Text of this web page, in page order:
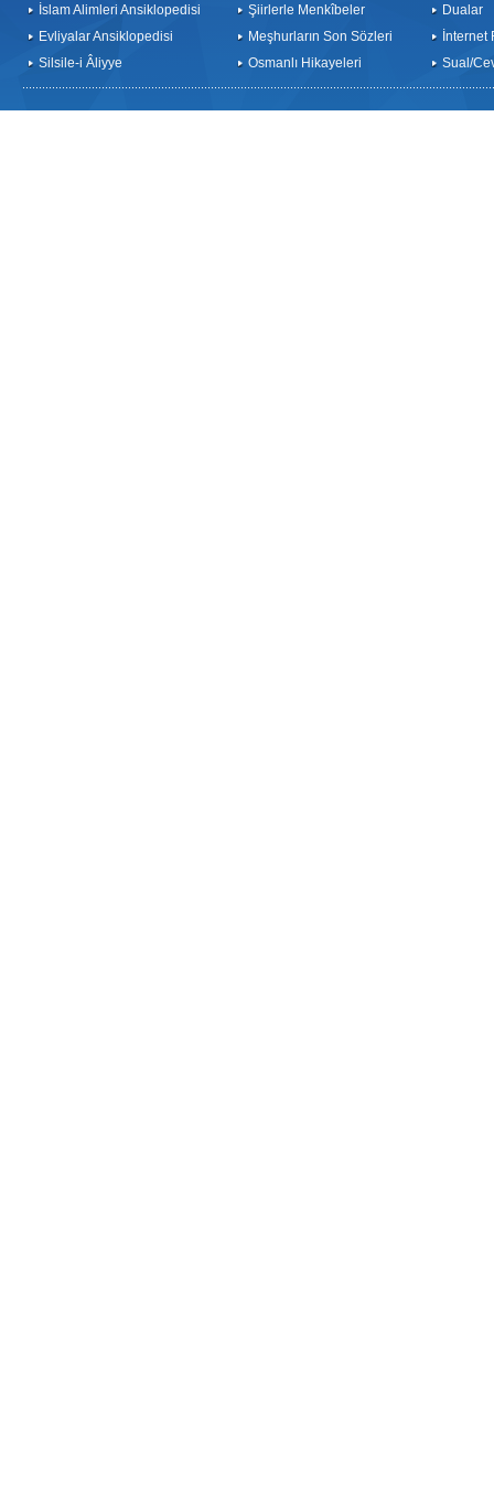
İslam Alimleri Ansiklopedisi
Evliyalar Ansiklopedisi
Silsile-i Âliyye
Şiirlerle Menkîbeler
Meşhurların Son Sözleri
Osmanlı Hikayeleri
Dualar
İnternet
Sual/